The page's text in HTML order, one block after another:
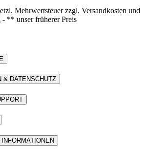
Mehrwertsteuer zzgl. Versandkosten und
- ** unser früherer Preis
& DATENSCHUTZ